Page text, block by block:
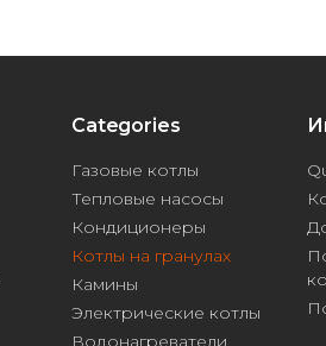
Categories
Газовые котлы
Тепловые насосы
Кондиционеры
Котлы на гранулах
Камины
Электрические котлы
Водонагреватели